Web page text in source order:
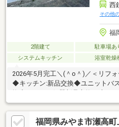
西
その他
福
2階建て 駐車場あ
システムキッチン
浴室乾燥
2026年5月完工＼(＾o＾)／＜リフ
◆キッチン:新品交換◆ユニットバ
壁・天井クロス貼り替え◆洋室：
品交換◆室内クリーニング◆白蟻
車場拡張工事福岡県みやま市瀬高